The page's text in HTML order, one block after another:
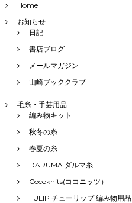
Home
お知らせ
日記
書店ブログ
メールマガジン
山崎ブッククラブ
毛糸・手芸用品
編み物キット
秋冬の糸
春夏の糸
DARUMA ダルマ糸
Cocoknits(ココニッツ）
TULIP チューリップ 編み物用品